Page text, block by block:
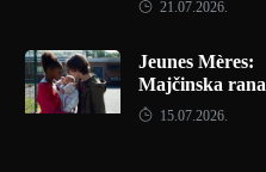
21.07.2026.
Jeunes Mères:
Majčinska rana
15.07.2026.